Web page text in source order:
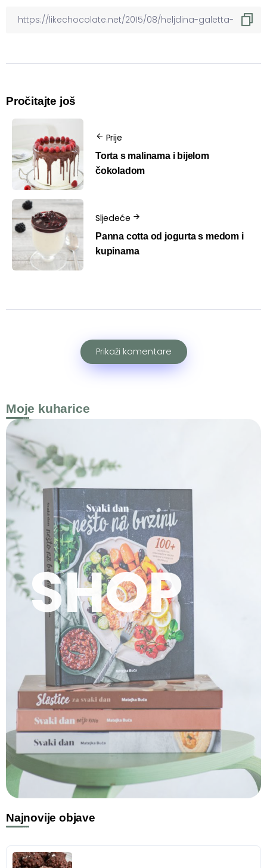
Pročitajte još
Prije
Torta s malinama i bijelom
čokoladom
Sljedeće
Panna cotta od jogurta s medom i
kupinama
Prikaži komentare
Moje kuharice
SHOP
Najnovije objave